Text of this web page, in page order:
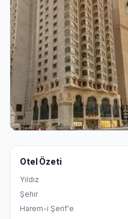
Otel Özeti
Yıldız
Şehir
Harem-i Şerif'e